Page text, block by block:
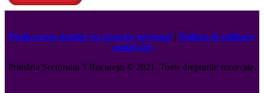
Prelucrarea datelor cu caracter personal | Politica de utilizare
cookie-uri
Primăria Sectorului 5 București ©️2021. Toate drepturile rezervate.